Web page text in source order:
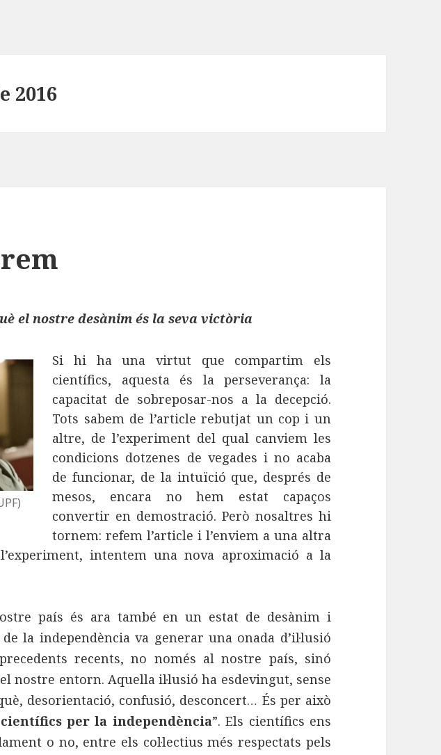
2016
el nostre desànim és la seva victòria
Si hi ha una virtut que compartim els
científics, aquesta és la perseverança: la
capacitat de sobreposar-nos a la decepció.
Tots sabem de l’article rebutjat un cop i un
altre, de l’experiment del qual canviem les
condicions dotzenes de vegades i no acaba
de funcionar, de la intuïció que, després de
mesos, encara no hem estat capaços
convertir en demostració. Però nosaltres hi
tornem: refem l’article i l’enviem a una altra
intentem una nova aproximació a la
país és ara també en un estat de desànim i
la independència va generar una onada d’il·lusió
precedents recents, no només al nostre país, sinó
nostre entorn. Aquella il·lusió ha esdevingut, sense
desorientació, confusió, desconcert… És per això
per la independència”. Els científics ens
o no, entre els col·lectius més respectats pels